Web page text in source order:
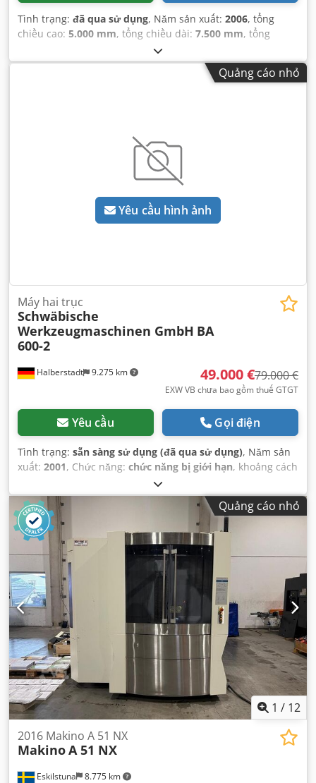
Tình trạng: đã qua sử dụng, Năm sản xuất: 2006, tổng
chiều cao: 5.000 mm, tổng chiều dài: 7.500 mm, tổng
, trọng lượng tổng cộng:
Quảng cáo nhỏ
Yêu cầu hình ảnh
Halberstadt 9.275 km
Máy hai trục
Schwäbische
Werkzeugmaschinen GmbH BA
600-2
49.000 €79.000 €
EXW VB chưa bao gồm thuế GTGT
Yêu cầu Gọi điện
Tình trạng: sẵn sàng sử dụng (đã qua sử dụng), Năm sản
xuất: 2001, Chức năng: chức năng bị giới hạn, khoảng cách
, khoảng cách di chuyển trục Y:
600 mm, khoảng cách di chuyển trục Z:500 mm, nhà sản
xuất bộ điều khiển:
, tốc độ trục chính (phút):
10.000 vòng/phút
, tốc độ trục chính (tối đa):
vòng/phút, khoảng cách giữa các trục chính:
lượng trục chính:
, số lượng khe trong băng nạp dụng cụ:
80, khoảng cách trục: 600 mm, Thiết bị: băng tải phoi
Quảng cáo nhỏ
1 / 12
Eskilstuna 8.775 km
2016 Makino A 51 NX
MakinoA 51 NX